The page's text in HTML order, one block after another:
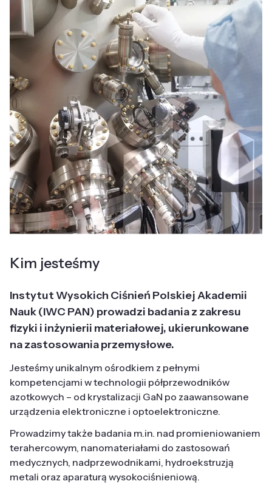
Kim jesteśmy
Instytut Wysokich Ciśnień Polskiej Akademii
Nauk (IWC PAN) prowadzi badania z zakresu
fizyki i inżynierii materiałowej, ukierunkowane
na zastosowania przemysłowe.
Jesteśmy unikalnym ośrodkiem z pełnymi
kompetencjami w technologii półprzewodników
azotkowych – od krystalizacji GaN po zaawansowane
urządzenia elektroniczne i optoelektroniczne.
Prowadzimy także badania m.in. nad promieniowaniem
terahercowym, nanomateriałami do zastosowań
medycznych, nadprzewodnikami, hydroekstruzją
metali oraz aparaturą wysokociśnieniową.